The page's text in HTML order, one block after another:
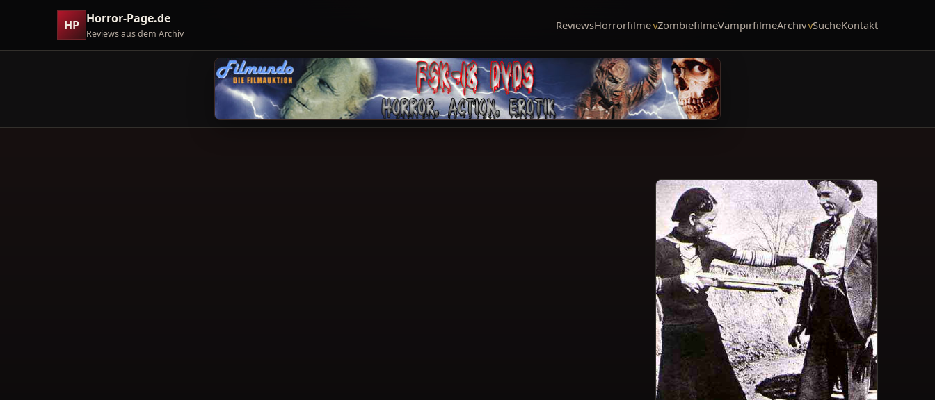
HP Horror-Page.de
Reviews aus dem Archiv
ReviewsHorrorfilme ZombiefilmeVampirfilmeArchiv SucheKontakt